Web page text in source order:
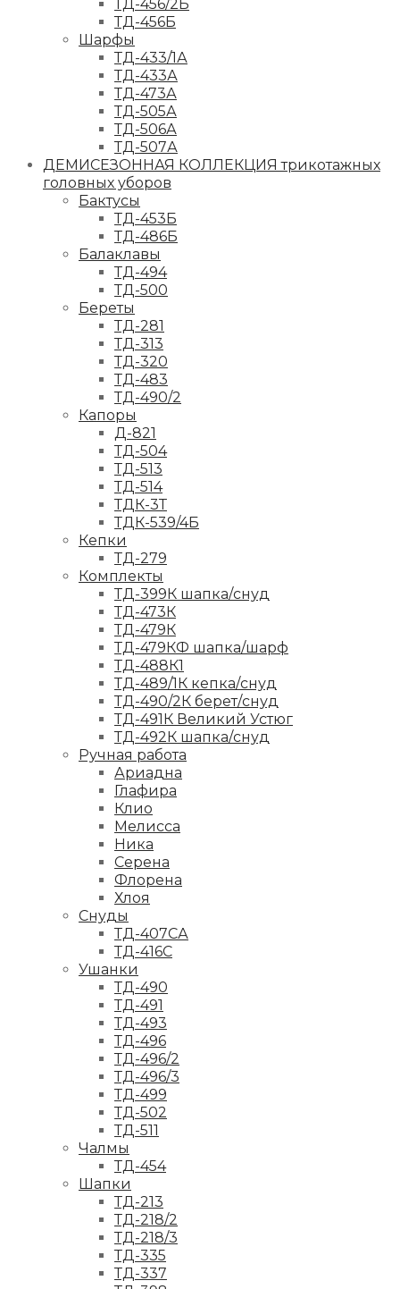
ТД-456/2Б
ТД-456Б
Шарфы
ТД-433/1А
ТД-433А
ТД-473А
ТД-505А
ТД-506А
ТД-507А
ДЕМИСЕЗОННАЯ КОЛЛЕКЦИЯ трикотажных
головных уборов
Бактусы
ТД-453Б
ТД-486Б
Балаклавы
ТД-494
ТД-500
Береты
ТД-281
ТД-313
ТД-320
ТД-483
ТД-490/2
Капоры
Д-821
ТД-504
ТД-513
ТД-514
ТДК-3Т
ТДК-539/4Б
Кепки
ТД-279
Комплекты
ТД-399К шапка/снуд
ТД-473К
ТД-479К
ТД-479КФ шапка/шарф
ТД-488К1
ТД-489/1К кепка/снуд
ТД-490/2К берет/снуд
ТД-491К Великий Устюг
ТД-492К шапка/снуд
Ручная работа
Ариадна
Глафира
Клио
Мелисса
Ника
Серена
Флорена
Хлоя
Снуды
ТД-407СА
ТД-416С
Ушанки
ТД-490
ТД-491
ТД-493
ТД-496
ТД-496/2
ТД-496/3
ТД-499
ТД-502
ТД-511
Чалмы
ТД-454
Шапки
ТД-213
ТД-218/2
ТД-218/3
ТД-335
ТД-337